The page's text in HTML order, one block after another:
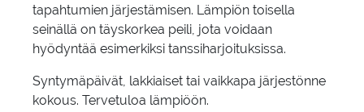
tapahtumien järjestämisen. Lämpiön toisella
seinällä on täyskorkea peili, jota voidaan
hyödyntää esimerkiksi tanssiharjoituksissa.
Syntymäpäivät, lakkiaiset tai vaikkapa järjestönne
kokous. Tervetuloa lämpiöön.